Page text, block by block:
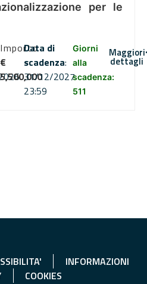
per le
Importo
€
5,500,000
Data di
scadenza:
31/12/2027
23:59
Giorni
alla
scadenza:
511
Maggiori
dettagli
INFORMAZIONI
COOKIES